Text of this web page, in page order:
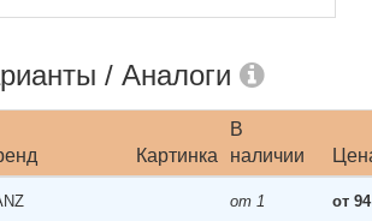
/ Аналоги
Картинка
В
наличии
от 1 от